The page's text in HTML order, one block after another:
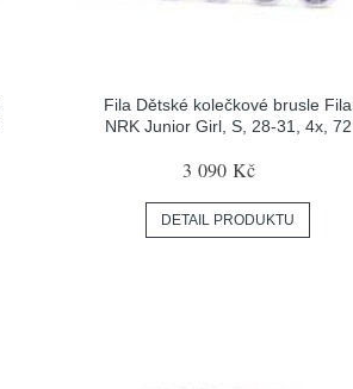
Fila Dětské kolečkové brusle Fila
NRK Junior Girl, S, 28-31, 4x, 72
3 090 Kč
DETAIL PRODUKTU